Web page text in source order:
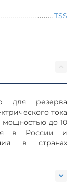
TSS
для резерва
тока
до 10
в России и
в странах